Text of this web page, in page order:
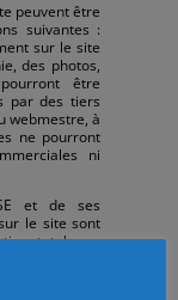
peuvent être
suivantes :
sur le site
des photos,
être
par des tiers
webmestre, à
ne pourront
ni
et de ses
le site sont
totale ou
expresse